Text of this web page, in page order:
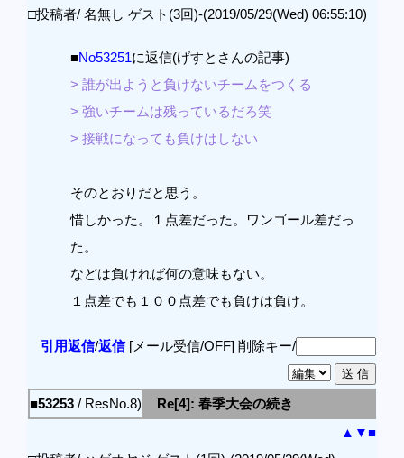
□投稿者/ 名無し ゲスト(3回)-(2019/05/29(Wed) 06:55:10)
■No53251に返信(げすとさんの記事)
> 誰が出ようと負けないチームをつくる
> 強いチームは残っているだろ笑
> 接戦になっても負けはしない
そのとおりだと思う。
惜しかった。１点差だった。ワンゴール差だっ
た。
などは負ければ何の意味もない。
１点差でも１００点差でも負けは負け。
引用返信/返信[メール受信/OFF] 削除キー/
■53253 / ResNo.8)
Re[4]: 春季大会の続き
▲ ▼■